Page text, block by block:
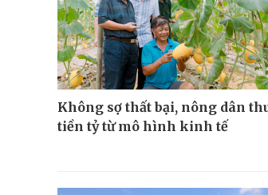
Không sợ thất bại, nông dân
tiền tỷ từ mô hình kinh tế